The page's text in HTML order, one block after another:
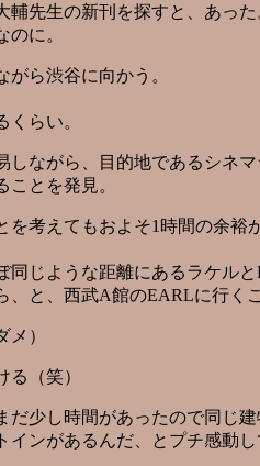
先生の新刊を探すと、あった
に。
ら渋谷に向かう。
らい。
ながら、目的地であるシネマ
とを発見。
考えてもおよそ1時間の余裕
じような距離にあるラケルと
と、西武A館のEARLに行くこ
）
（笑）
少し時間があったので同じ建
ンがあるんだ、とプチ感動し